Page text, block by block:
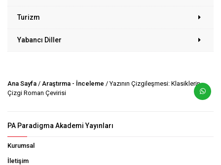
Turizm
Yabancı Diller
Ana Sayfa / Araştırma - İnceleme / Yazının Çizgileşmesi: Klasiklerin
Çizgi Roman Çevirisi
PA Paradigma Akademi Yayınları
Kurumsal
İletişim